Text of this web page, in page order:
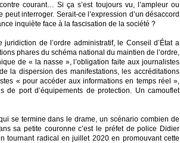
courant… Si ça s’est toujours vu, l’ampleur ou
peut interroger. Serait-ce l’expression d’un désaccord
inquiète face à la fascisation de la société ?
de l’ordre administratif, le Conseil d’État a
phares du schéma national du maintien de l’ordre,
de « la nasse », l’obligation faite aux journalistes
la dispersion des manifestations, les accréditations
« pour accéder aux informations en temps réel »,
de port d’équipements de protection. Un camouflet
se termine dans le drame, un scénario combien de
sa petite couronne c’est le préfet de police Didier
tournant radical en juillet 2020 en promouvant cette